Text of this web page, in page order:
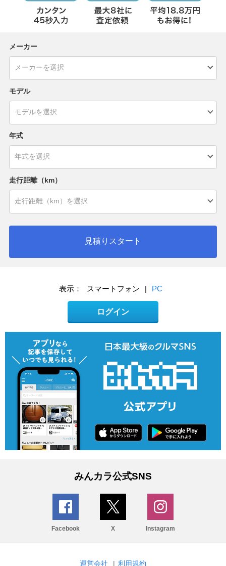
メーカー
モデル
年式
走行距離（km）
見積りスタート
表示： スマートフォン | PC
ログイン
みんカラ公式SNS
Facebook X Instagram
運営会社 | 利用規約